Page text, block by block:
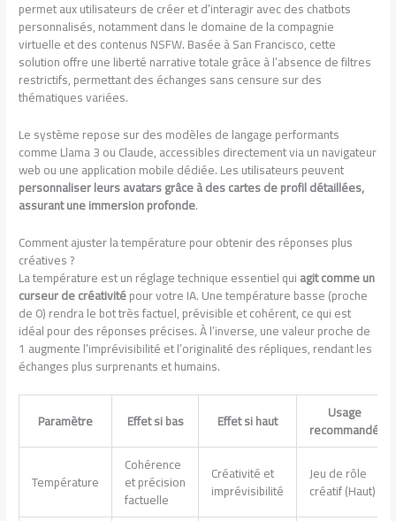
permet aux utilisateurs de créer et d’interagir avec des chatbots
personnalisés, notamment dans le domaine de la compagnie
virtuelle et des contenus NSFW. Basée à San Francisco, cette
solution offre une liberté narrative totale grâce à l’absence de filtres
restrictifs, permettant des échanges sans censure sur des
thématiques variées.
Le système repose sur des modèles de langage performants
comme Llama 3 ou Claude, accessibles directement via un navigateur
web ou une application mobile dédiée. Les utilisateurs peuvent
personnaliser leurs avatars grâce à des cartes de profil détaillées,
assurant une immersion profonde.
Comment ajuster la température pour obtenir des réponses plus
créatives ?
La température est un réglage technique essentiel quiagit comme un
curseur de créativitépour votre IA. Une température basse (proche
de 0) rendra le bot très factuel, prévisible et cohérent, ce qui est
idéal pour des réponses précises. À l’inverse, une valeur proche de
1 augmente l’imprévisibilité et l’originalité des répliques, rendant les
échanges plus surprenants et humains.
Paramètre Effet si bas Effet si haut Usage
recommandé
Température
Cohérence
et précision
factuelle
Créativité et
imprévisibilité
Jeu de rôle
créatif (Haut)